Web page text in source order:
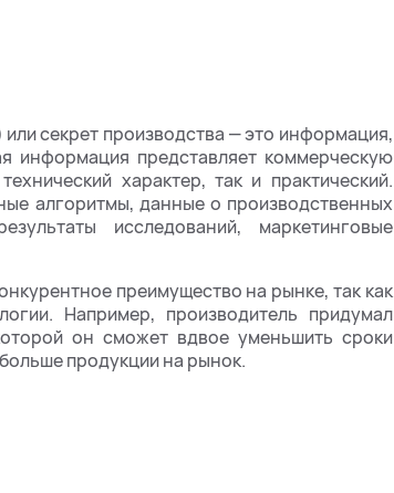
секрет производства — это информация,
информация представляет коммерческую
характер, так и практический.
алгоритмы, данные о производственных
исследований, маркетинговые
преимущество на рынке, так как
Например, производитель придумал
он сможет вдвое уменьшить сроки
продукции на рынок.